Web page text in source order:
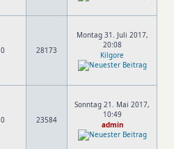
0 28173
Montag 31. Juli 2017,
20:08
Kilgore
0 23584
Sonntag 21. Mai 2017,
10:49
admin